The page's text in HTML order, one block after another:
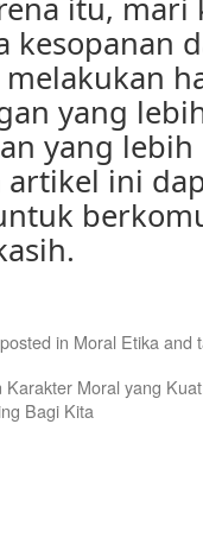
itu,
kesopanan
melakukan
yang
yang
artikel ini
in Moral Etika and
Karakter Moral yang
Bagi Kita